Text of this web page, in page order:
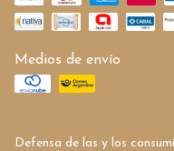
Medios de envío
Defensa de las y los